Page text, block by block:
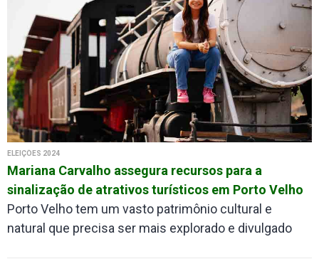
ELEIÇÕES 2024
Mariana Carvalho assegura recursos para a
sinalização de atrativos turísticos em Porto Velho
Porto Velho tem um vasto patrimônio cultural e
natural que precisa ser mais explorado e divulgado